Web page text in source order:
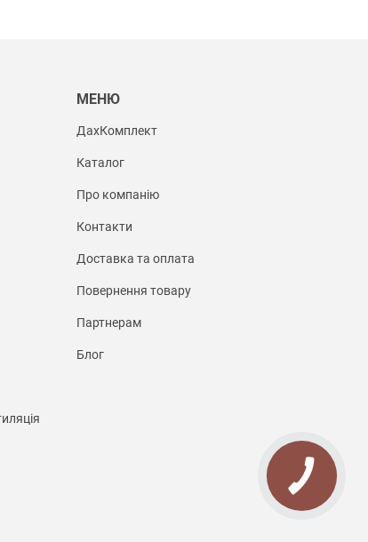
МЕНЮ
ДахКомплект
Каталог
Про компанію
Контакти
Доставка та оплата
Повернення товару
Партнерам
Блог